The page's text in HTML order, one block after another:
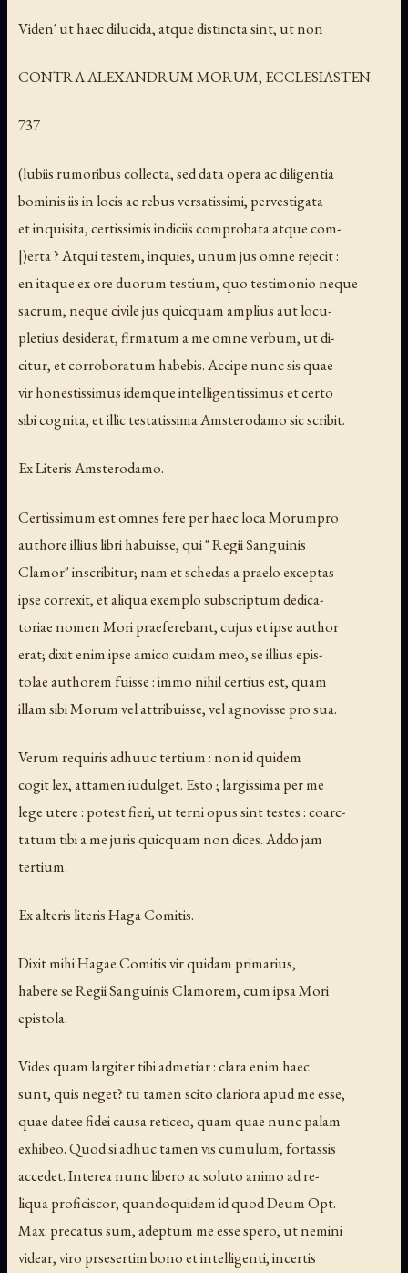
Viden' ut haec dilucida, atque distincta sint, ut non
CONTRA ALEXANDRUM MORUM, ECCLESIASTEN.
737
(lubiis rumoribus collecta, sed data opera ac diligentia
bominis iis in locis ac rebus versatissimi, pervestigata
et inquisita, certissimis indiciis comprobata atque com-
|)erta ? Atqui testem, inquies, unum jus omne rejecit :
en itaque ex ore duorum testium, quo testimonio neque
sacrum, neque civile jus quicquam amplius aut locu-
pletius desiderat, firmatum a me omne verbum, ut di-
citur, et corroboratum habebis. Accipe nunc sis quae
vir honestissimus idemque intelligentissimus et certo
sibi cognita, et illic testatissima Amsterodamo sic scribit.
Ex Literis Amsterodamo.
Certissimum est omnes fere per haec loca Morumpro
authore illius libri habuisse, qui " Regii Sanguinis
Clamor" inscribitur; nam et schedas a praelo exceptas
ipse correxit, et aliqua exemplo subscriptum dedica-
toriae nomen Mori praeferebant, cujus et ipse author
erat; dixit enim ipse amico cuidam meo, se illius epis-
tolae authorem fuisse : immo nihil certius est, quam
illam sibi Morum vel attribuisse, vel agnovisse pro sua.
Verum requiris adhuuc tertium : non id quidem
cogit lex, attamen iudulget. Esto ; largissima per me
lege utere : potest fieri, ut terni opus sint testes : coarc-
tatum tibi a me juris quicquam non dices. Addo jam
tertium.
Ex alteris literis Haga Comitis.
Dixit mihi Hagae Comitis vir quidam primarius,
habere se Regii Sanguinis Clamorem, cum ipsa Mori
epistola.
Vides quam largiter tibi admetiar : clara enim haec
sunt, quis neget? tu tamen scito clariora apud me esse,
quae datee fidei causa reticeo, quam quae nunc palam
exhibeo. Quod si adhuc tamen vis cumulum, fortassis
accedet. Interea nunc libero ac soluto animo ad re-
liqua proficiscor; quandoquidem id quod Deum Opt.
Max. precatus sum, adeptum me esse spero, ut nemini
videar, viro prsesertim bono et intelligenti, incertis